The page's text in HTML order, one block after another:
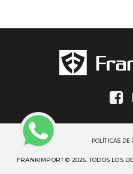
FRANKIMPORT © 2026. TODOS LOS
POLÍTICAS DE